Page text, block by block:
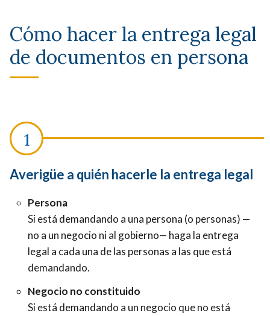
Cómo hacer la entrega legal
de documentos en persona
Averigüe a quién hacerle la entrega legal
Persona
Si está demandando a una persona (o personas) —
no a un negocio ni al gobierno— haga la entrega
legal a cada una de las personas a las que está
demandando.
Negocio no constituido
Si está demandando a un negocio que no está